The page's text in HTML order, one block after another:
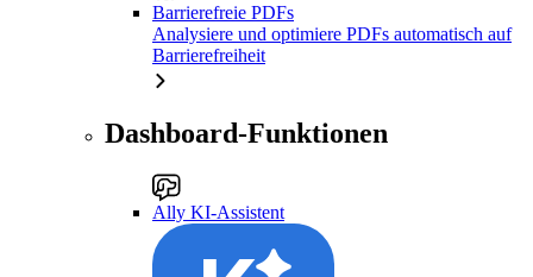
Barrierefreie PDFs
Analysiere und optimiere PDFs automatisch auf
Barrierefreiheit
Dashboard-Funktionen
Ally KI-Assistent